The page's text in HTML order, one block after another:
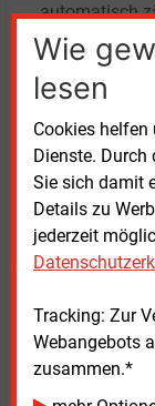
Wie
lesen
Cookies helfen
Dienste. Durch
Sie sich damit
Details zu
jederzeit
Tracking: Zur
Webangebots
zusammen.*
automatisch
In weiteren
verweist auf
2022 und
die Ukraine zu
im Laufe des
Trend habe
Märkte“
Die